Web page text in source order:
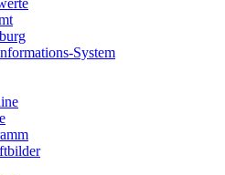
System